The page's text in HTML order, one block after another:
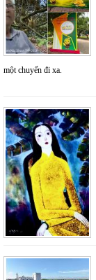
một chuyến đi xa.